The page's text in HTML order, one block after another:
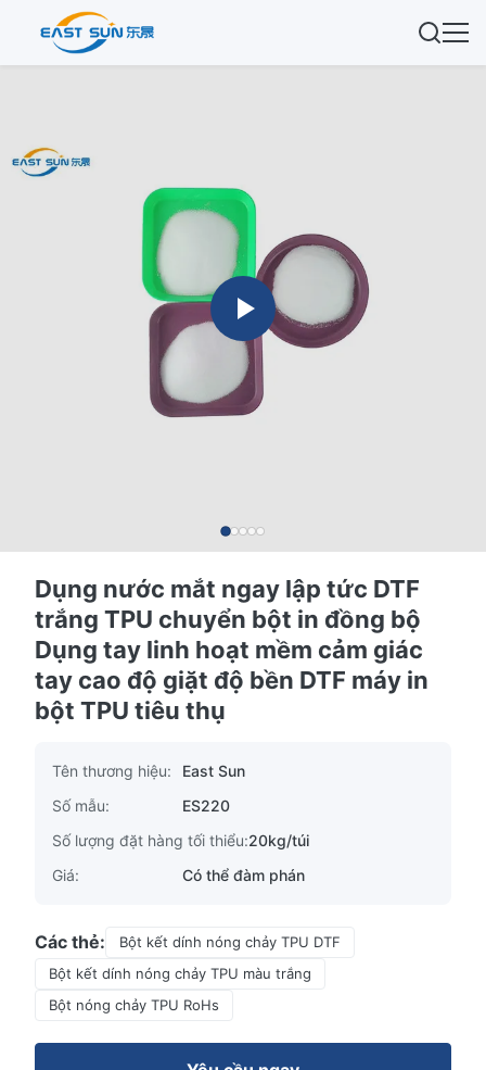
Dụng nước mắt ngay lập tức DTF
trắng TPU chuyển bột in đồng bộ
Dụng tay linh hoạt mềm cảm giác
tay cao độ giặt độ bền DTF máy in
bột TPU tiêu thụ
Tên thương hiệu:
East Sun
Số mẫu:
ES220
Số lượng đặt hàng tối thiểu:20kg/túi
Giá:
Có thể đàm phán
Các thẻ:
Bột kết dính nóng chảy TPU DTF
Bột kết dính nóng chảy TPU màu trắng
Bột nóng chảy TPU RoHs